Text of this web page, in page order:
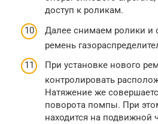
доступ к роликам.
Далее снимаем ролики и
ремень
При установке нового
контролировать
Натяжение же
поворота помпы. При
находится на подвижной